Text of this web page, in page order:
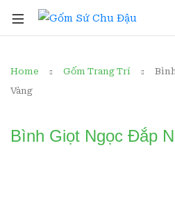
Home Gốm Trang Trí
Vàng
Bình Giọt Ngọc Đắp